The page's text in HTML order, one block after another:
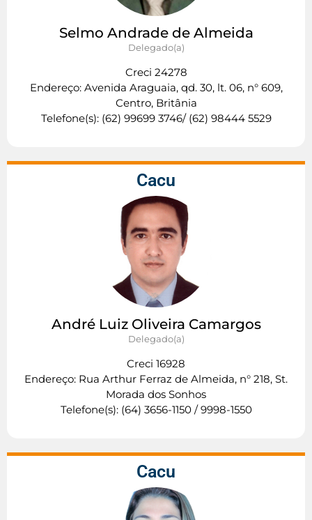
Selmo Andrade de Almeida
Delegado(a)
Creci 24278
Endereço: Avenida Araguaia, qd. 30, lt. 06, n° 609,
Centro, Britânia
Telefone(s): (62) 99699 3746/ (62) 98444 5529
Cacu
André Luiz Oliveira Camargos
Delegado(a)
Creci 16928
Endereço: Rua Arthur Ferraz de Almeida, n° 218, St.
Morada dos Sonhos
Telefone(s): (64) 3656-1150 / 9998-1550
Cacu